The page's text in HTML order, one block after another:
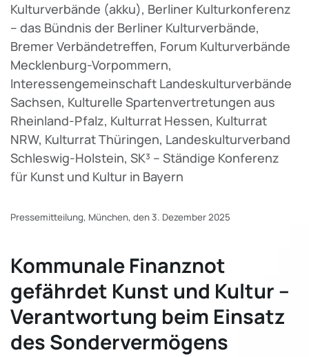
Kulturverbände (akku), Berliner Kulturkonferenz
– das Bündnis der Berliner Kulturverbände,
Bremer Verbändetreffen, Forum Kulturverbände
Mecklenburg-Vorpommern,
Interessengemeinschaft Landeskulturverbände
Sachsen, Kulturelle Spartenvertretungen aus
Rheinland-Pfalz, Kulturrat Hessen, Kulturrat
NRW, Kulturrat Thüringen, Landeskulturverband
Schleswig-Holstein, SK³ – Ständige Konferenz
für Kunst und Kultur in Bayern
Pressemitteilung, München, den 3. Dezember 2025
Kommunale Finanznot
gefährdet Kunst und Kultur –
Verantwortung beim Einsatz
des Sondervermögens